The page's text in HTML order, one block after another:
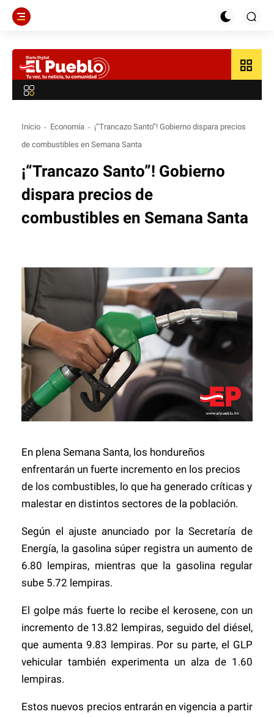
grid_view
Inicio Economía
¡“Trancazo Santo”! Gobierno dispara precios
de combustibles en Semana Santa
¡“Trancazo Santo”! Gobierno
dispara precios de
combustibles en Semana Santa
En plena Semana Santa, los hondureños
enfrentarán un fuerte incremento en los precios
de los combustibles, lo que ha generado críticas y
malestar en distintos sectores de la población.
Según el ajuste anunciado por la Secretaría de
Energía, la gasolina súper registra un aumento de
6.80 lempiras, mientras que la gasolina regular
sube 5.72 lempiras.
El golpe más fuerte lo recibe el kerosene, con un
incremento de 13.82 lempiras, seguido del diésel,
que aumenta 9.83 lempiras. Por su parte, el GLP
vehicular también experimenta un alza de 1.60
lempiras.
Estos nuevos precios entrarán en vigencia a partir